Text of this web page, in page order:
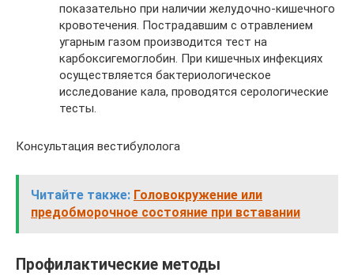
показательно при наличии желудочно-кишечного
кровотечения. Пострадавшим с отравлением
угарным газом производится тест на
карбоксигемоглобин. При кишечных инфекциях
осуществляется бактериологическое
исследование кала, проводятся серологические
тесты.
Консультация вестибулолога
Читайте также: Головокружение или
предобморочное состояние при вставании
Профилактические методы